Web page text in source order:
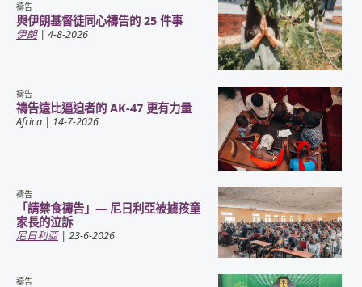
禱告
與伊朗基督徒同心禱告的 25 件事
伊朗| 4-8-2026
禱告
禱告遠比逼迫者的 AK-47 更有力量
Africa | 14-7-2026
禱告
「請禁食禱告」— 尼日利亞被擄孩童
家長的泣訴
尼日利亞| 23-6-2026
禱告